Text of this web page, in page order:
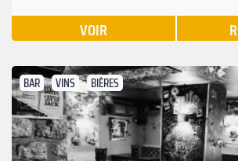
VOIR
BAR VINS BIÈRES